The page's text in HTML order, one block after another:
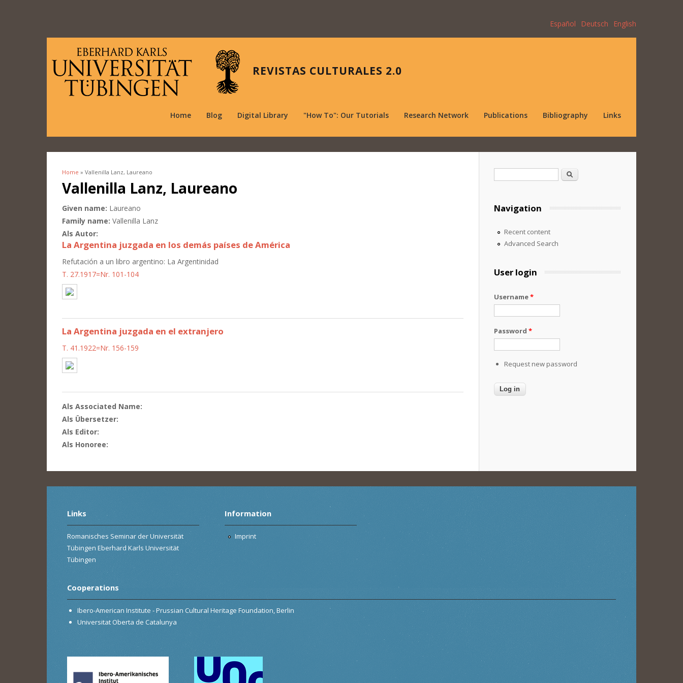
Español Deutsch English
REVISTAS CULTURALES 2.0
Home Blog Digital Library "How To": Our Tutorials Research Network Publications Bibliography Links
You are here
Home » Vallenilla Lanz, Laureano
Vallenilla Lanz, Laureano
Given name: Laureano
Family name: Vallenilla Lanz
Als Autor:
La Argentina juzgada en los demás países de América
Refutación a un libro argentino: La Argentinidad
T. 27.1917=Nr. 101-104
La Argentina juzgada en el extranjero
T. 41.1922=Nr. 156-159
Als Associated Name:
Als Übersetzer:
Als Editor:
Als Honoree:
Search
Navigation
Recent content
Advanced Search
User login
Username*
Password *
Request new password
Links
Romanisches Seminar der Universität
Tübingen Eberhard Karls Universität
Tübingen
Information
Imprint
Cooperations
Ibero-American Institute - Prussian Cultural Heritage Foundation, Berlin
Universitat Oberta de Catalunya